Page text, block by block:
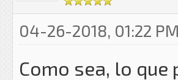
04-26-2018, 01:22 PM
Como sea, lo